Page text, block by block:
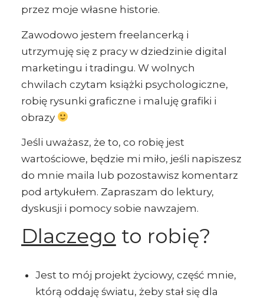
przez moje własne historie.
Zawodowo jestem freelancerką i
utrzymuję się z pracy w dziedzinie digital
marketingu i tradingu. W wolnych
chwilach czytam książki psychologiczne,
robię rysunki graficzne i maluję grafiki i
obrazy
Jeśli uważasz, że to, co robię jest
wartościowe, będzie mi miło, jeśli napiszesz
do mnie maila lub pozostawisz komentarz
pod artykułem. Zapraszam do lektury,
dyskusji i pomocy sobie nawzajem.
Dlaczego to robię?
Jest to mój projekt życiowy, część mnie,
którą oddaję światu, żeby stał się dla